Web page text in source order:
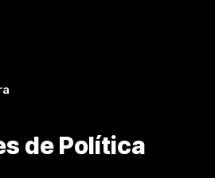
de Política